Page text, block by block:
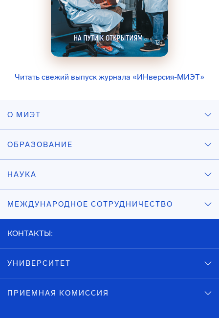
Читать свежий выпуск журнала «ИНверсия-МИЭТ»
О МИЭТ
ОБРАЗОВАНИЕ
НАУКА
МЕЖДУНАРОДНОЕ СОТРУДНИЧЕСТВО
КОНТАКТЫ:
УНИВЕРСИТЕТ
ПРИЕМНАЯ КОМИССИЯ